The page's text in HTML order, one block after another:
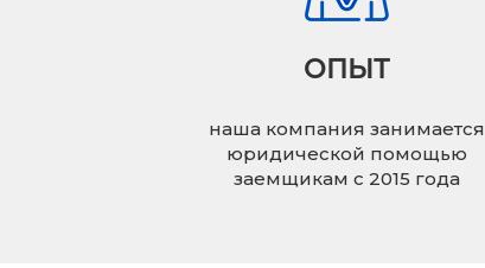
ОПЫТ
наша компания занимается
юридической помощью
заемщикам с 2015 года